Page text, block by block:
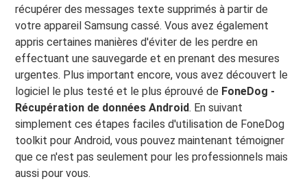
récupérer des messages texte supprimés à partir de
votre appareil Samsung cassé. Vous avez également
appris certaines manières d'éviter de les perdre en
effectuant une sauvegarde et en prenant des mesures
urgentes. Plus important encore, vous avez découvert le
logiciel le plus testé et le plus éprouvé de FoneDog -
Récupération de données Android. En suivant
simplement ces étapes faciles d'utilisation de FoneDog
toolkit pour Android, vous pouvez maintenant témoigner
que ce n'est pas seulement pour les professionnels mais
aussi pour vous.